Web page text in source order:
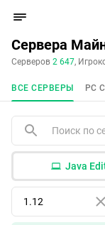
Сервера
Серверов 2 647,
ВСЕ СЕРВЕРЫ PC
Java
1.12